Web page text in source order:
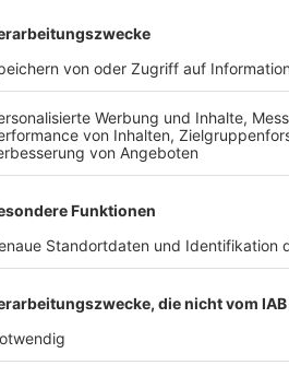
- -
DJK Don Bosco Bamberg
- -
SV Schwandorf-